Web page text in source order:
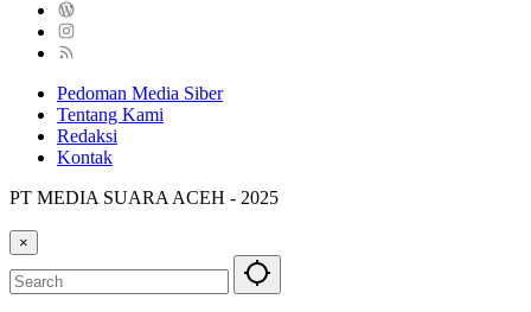
Pedoman Media Siber
Tentang Kami
Redaksi
Kontak
PT MEDIA SUARA ACEH - 2025
×